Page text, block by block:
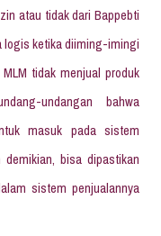
atau tidak dari Bappebti
ketika diiming-imingi
tidak menjual produk
undangan bahwa
masuk pada sistem
bisa dipastikan
sistem penjualannya